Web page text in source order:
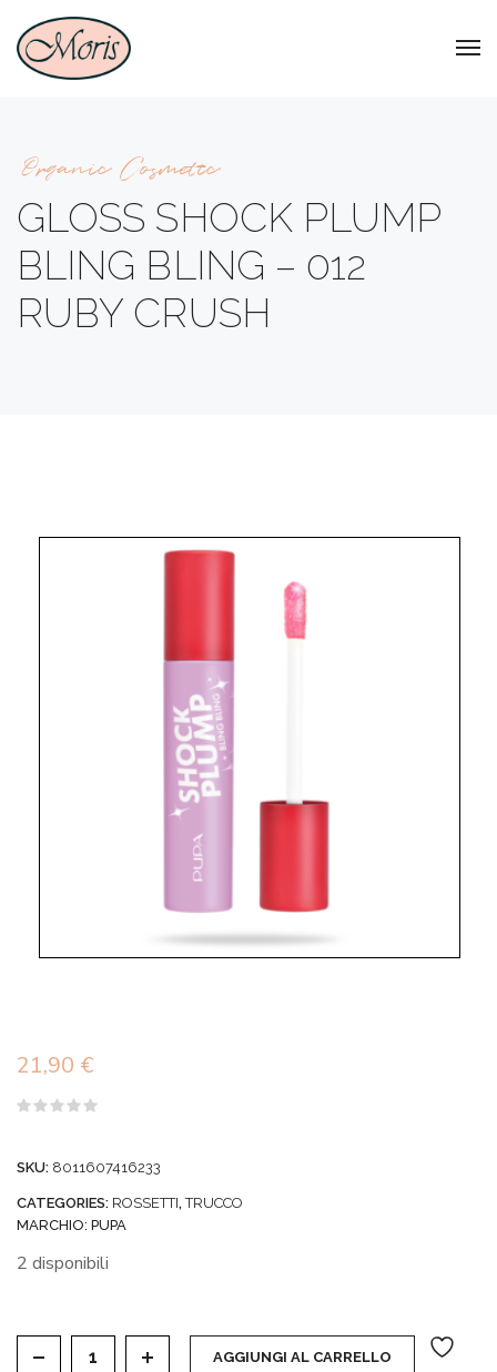
Organic Cosmetic
GLOSS SHOCK PLUMP
BLING BLING – 012
RUBY CRUSH
21,90 €
5
SKU: 8011607416233
CATEGORIES: ROSSETTI,TRUCCO
MARCHIO: PUPA
2 disponibili
GLOSS SHOCK PLUMP BLING BLING - 012 RUBY
AGGIUNGI AL CARRELLO